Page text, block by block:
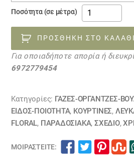
Ποσότητα (σε μέτρα)
κουρτίνα
λευκή
με
τελείωμα
και
κάτω
μερος
λουλούδι
11080425
ΠΡΟΣΘΉΚΗ ΣΤΟ ΚΑΛΆΘΙ
Για οποιαδήποτε απορία ή
6972779454
Κατηγορίες: ΓΆΖΕΣ-ΟΡΓΆΝΤΖΕΣ-
ΕΙΔΟΣ-ΠΟΙΟΤΗΤΑ, ΚΟΥΡΤΊΝΕΣ,
FLORAL, ΠΑΡΑΔΟΣΙΑΚΑ,ΣΧΕΔΙΟ,
ΜΟΙΡΑΣΤΕΊΤΕ: